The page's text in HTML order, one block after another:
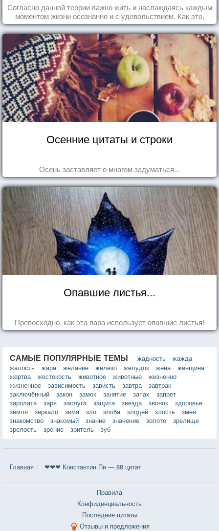
Согласно данной теории важно жить и наслаждаясь каждым
моментом жизни осознанно и с удовольствием. Как это,
попробуем разобраться на реальных примерах.
Осенние цитаты и строки
Осень заставляет о многом задуматься...
Опавшие листья...
Превосходно, как эта пара использует опавшие листья!
САМЫЕ ПОПУЛЯРНЫЕ ТЕМЫ жадность
жажда
жалость
жара желание железо желудок жена
женщина
жертва
жестокость животное животные
жизненно
жизненное
зависимость зависть завтра
завтрак
заключённый
закон замок занятие запах
запрет
зарплата
заря заслуга защита звезда звонок
здоровье
земля
зеркало зима зло злоба злодей злость
змея
знакомство
знакомый знание значение золото
зрелище
зрелость
зрение зритель зуб
Главная ❤❤❤ Константин Пи — 88 цитат
Правила
Конфиденциальность
Последние цитаты
Отзывы и предложения